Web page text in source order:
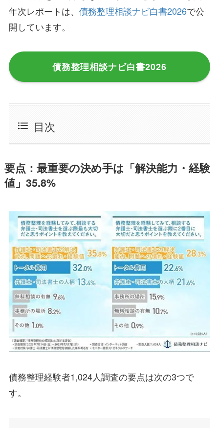
年次レポートは、 債務整理相談ナビ白書2026で公
開しています。
債務整理相談ナビ白書2026
目次
要点：最重要の決め手は「解決能力・経験
値」35.8%
債務整理経験者1,024人調査の要点は次の3つで
す。